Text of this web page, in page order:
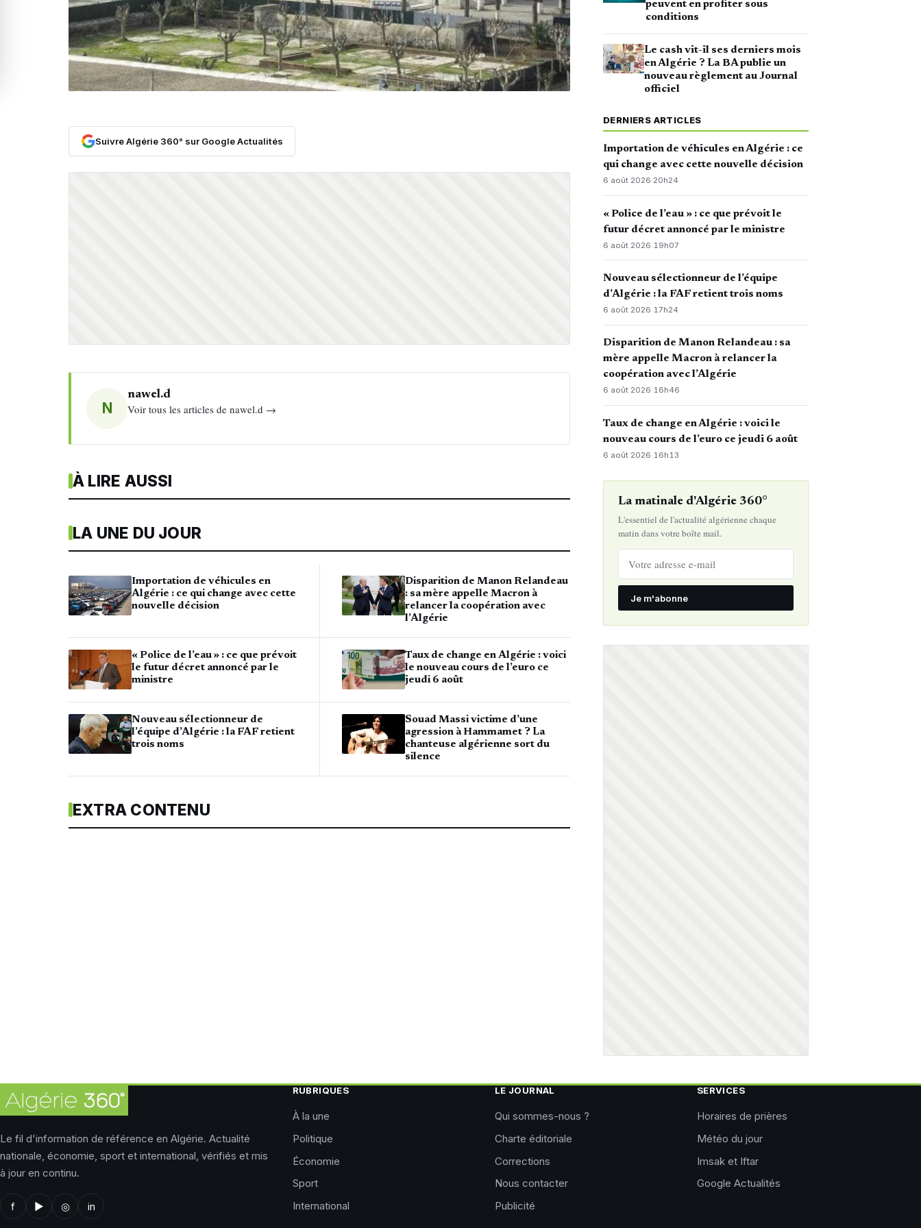
Suivre Algérie 360° sur Google Actualités
N
nawel.d
Voir tous les articles de nawel.d →
À LIRE AUSSI
LA UNE DU JOUR
Importation de véhicules en
Algérie : ce qui change avec cette
nouvelle décision
« Police de l’eau » : ce que prévoit
le futur décret annoncé par le
ministre
Nouveau sélectionneur de
l’équipe d’Algérie : la FAF retient
trois noms
Disparition de Manon Relandeau
: sa mère appelle Macron à
relancer la coopération avec
l’Algérie
Taux de change en Algérie : voici
le nouveau cours de l’euro ce
jeudi 6 août
Souad Massi victime d’une
agression à Hammamet ? La
chanteuse algérienne sort du
silence
EXTRA CONTENU
peuvent en profiter sous
conditions
Le cash vit-il ses derniers mois
en Algérie ? La BA publie un
nouveau règlement au Journal
officiel
DERNIERS ARTICLES
Importation de véhicules en Algérie : ce
qui change avec cette nouvelle décision
6 août 2026·20h24
« Police de l’eau » : ce que prévoit le
futur décret annoncé par le ministre
6 août 2026· 19h07
Nouveau sélectionneur de l’équipe
d’Algérie : la FAF retient trois noms
6 août 2026·17h24
Disparition de Manon Relandeau : sa
mère appelle Macron à relancer la
coopération avec l’Algérie
6 août 2026·16h46
Taux de change en Algérie : voici le
nouveau cours de l’euro ce jeudi 6 août
6 août 2026· 16h13
La matinale d'Algérie 360°
L'essentiel de l'actualité algérienne chaque
matin dans votre boîte mail.
Je m'abonne
Le fil d'information de référence en Algérie. Actualité
nationale, économie, sport et international, vérifiés et mis
à jour en continu.
f ▶ ◎ in
RUBRIQUES
À la une
Politique
Économie
Sport
International
LE JOURNAL
Qui sommes-nous ?
Charte éditoriale
Corrections
Nous contacter
Publicité
SERVICES
Horaires de prières
Météo du jour
Imsak et Iftar
Google Actualités